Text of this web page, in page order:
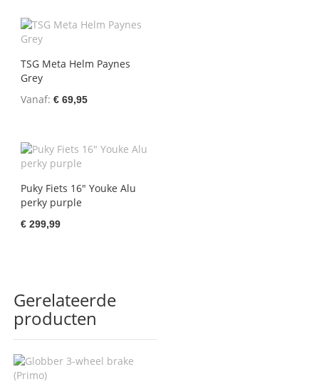
TSG Meta Helm Paynes
Grey
Vanaf € 69,95
Puky Fiets 16" Youke Alu
perky purple
€ 299,99
Gerelateerde
producten